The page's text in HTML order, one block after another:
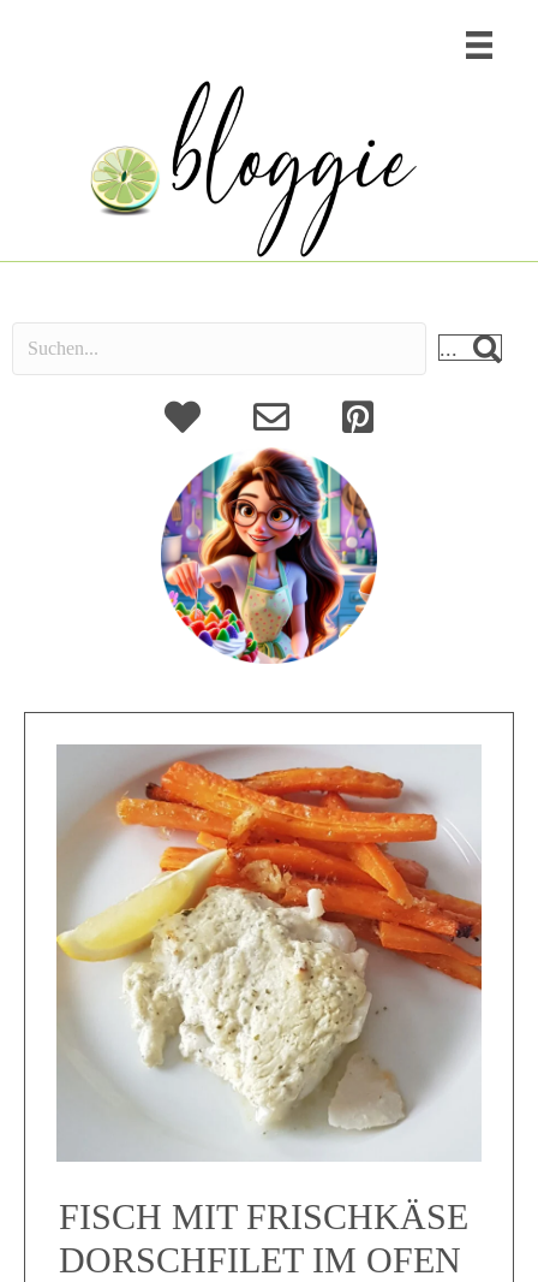
...
About Kontakt
FISCH MIT FRISCHKÄSE
DORSCHFILET IM OFEN